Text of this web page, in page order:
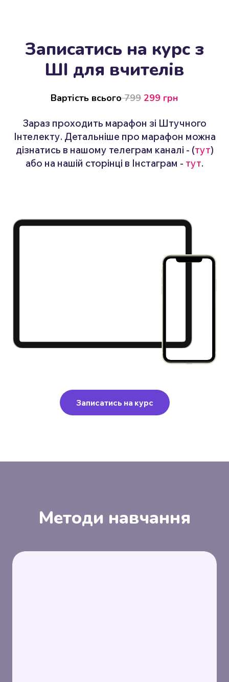
Записатись на курс з
ШІ для вчителів
Вартість всього799 299 грн
Зараз проходить марафон зі Штучного
Інтелекту. Детальніше про марафон можна
дізнатись в нашому телеграм каналі - (тут)
або на нашій сторінці в Інстаграм - тут.
Записатись на курс
Методи навчання